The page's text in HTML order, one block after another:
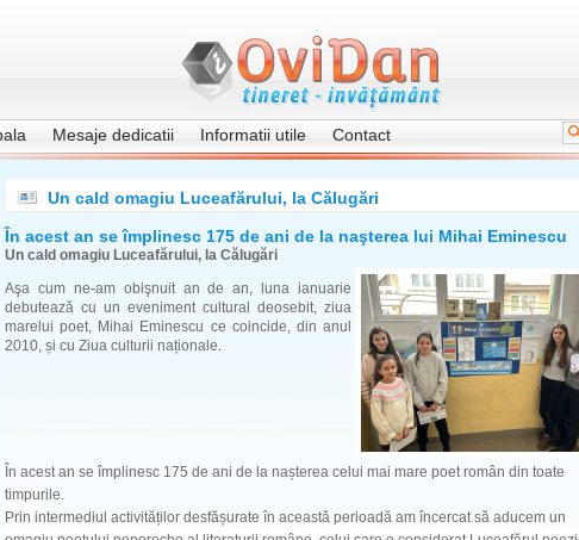
Mesaje dedicatii Informatii utile Contact
Un cald omagiu Luceafărului, la Călugări
În acest an se împlinesc 175 de ani de la naşterea lui Mihai Eminescu
Un cald omagiu Luceafărului, la Călugări
Aşa cum ne-am obişnuit an de an, luna ianuarie
debutează cu un eveniment cultural deosebit, ziua
marelui poet, Mihai Eminescu ce coincide, din anul
2010, și cu Ziua culturii naționale.
În acest an se împlinesc 175 de ani de la nașterea celui mai mare poet român din toate
timpurile.
Prin intermediul activităților desfășurate în această perioadă am încercat să aducem un